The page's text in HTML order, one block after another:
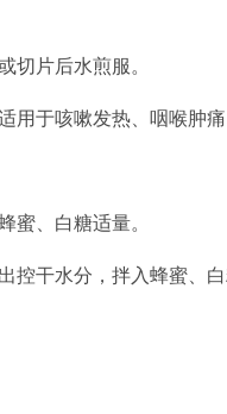
切片后水煎服。
用于咳嗽发热、咽喉肿痛
蜜、白糖适量。
控干水分，拌入蜂蜜、白